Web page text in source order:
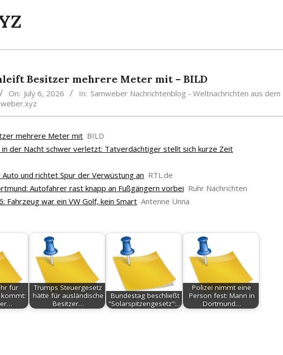
Besitzer mehrere Meter mit – BILD
On: July 6, 2026 In: Samweber Nachrichtenblog - Weltnachrichten aus dem
mehrere Meter mit BILD
der Nacht schwer verletzt: Tatverdächtiger stellt sich kurze Zeit
Auto und richtet Spur der Verwüstung an RTL.de
Autofahrer rast knapp an Fußgängern vorbei Ruhr Nachrichten
Fahrzeug war ein VW Golf, kein Smart Antenne Unna
für
Trumps Steuergesetz
hätte für ausländische
Besitzer…
Bundestag beschließt
"Solarspitzengesetz":…
Polizei nimmt eine
Person fest: Mann in
Dortmund…